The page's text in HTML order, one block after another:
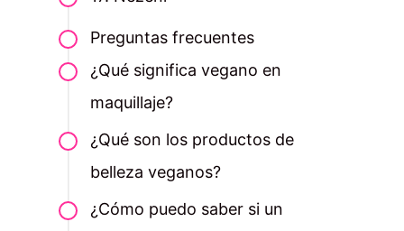
Preguntas frecuentes
¿Qué significa vegano en
maquillaje?
¿Qué son los productos de
belleza veganos?
¿Cómo puedo saber si un